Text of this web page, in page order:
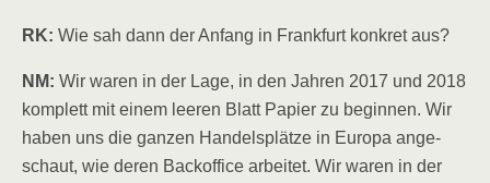
RK: Wie sah dann der Anfang in Frank­furt kon­kret aus?
NM: Wir waren in der Lage, in den Jah­ren 2017 und 2018
kom­plett mit einem lee­ren Blatt Papier zu begin­nen. Wir
haben uns die gan­zen Han­dels­plät­ze in Euro­pa ange­
schaut, wie deren Back­of­fice arbei­tet. Wir waren in der